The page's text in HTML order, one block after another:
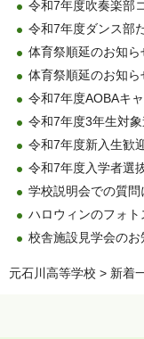
令和7年度吹奏楽部
令和7年度ダンス部
体育祭順延のお知ら
体育祭順延のお知ら
令和7年度AOBAキ
令和7年度3年生対
令和7年度新入生歓
令和7年度入学者選
学校説明会での質問
ハロウィンのフォト
校舎施設見学会のお
元石川高等学校 > 新着